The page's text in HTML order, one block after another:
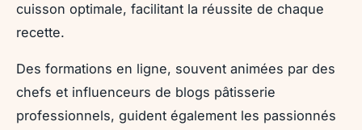
cuisson optimale, facilitant la réussite de chaque
recette.
Des formations en ligne, souvent animées par des
chefs et influenceurs de blogs pâtisserie
professionnels, guident également les passionnés